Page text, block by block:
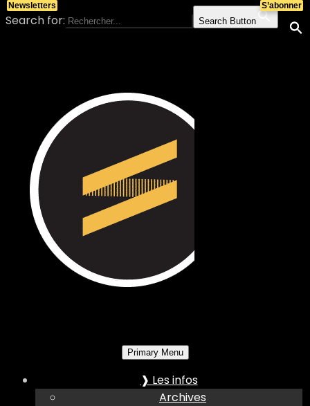
Search for: Search Button
Primary Menu
❱ Les infos
Archives
S’abonner
Newsletters